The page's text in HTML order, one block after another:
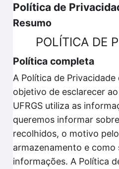
Política de
Resumo
POLÍTICA DE
Política completa
A Política de
objetivo de esclarecer
UFRGS utiliza as
queremos informar
recolhidos, o motivo
armazenamento e como
informações. A Política